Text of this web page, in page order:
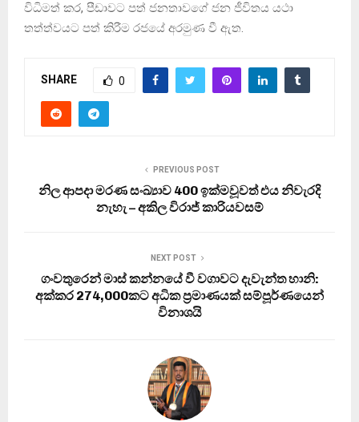
විධිමත් කර, පීඩාවට පත් ජනතාවගේ ජන ජීවිතය යථා
තත්ත්වයට පත් කිරීම රජයේ අරමුණ වී ඇත.
SHARE 0
PREVIOUS POST
නිල ආපදා මරණ සංඛ්‍යාව 400 ඉක්මවූවත් එය නිවැරදි
නැහැ – අකිල විරාජ් කාරියවසම්
NEXT POST
ගංවතුරෙන් මාස් කන්නයේ වී වගාවට දැවැන්ත හානි:
අක්කර 274,000කට අධික ප්‍රමාණයක් සම්පූර්ණයෙන්
විනාශයි